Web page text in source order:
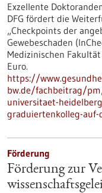
Exzellente
DFG fördert die
„Checkpoints der
Gewebeschaden
Medizinischen
Euro.
https://
bw.de/fachbeitrag/
universitaet-
graduiertenkolleg-
Förderung
Förderung zur